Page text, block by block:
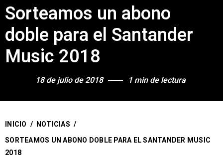
Sorteamos un abono
doble para el Santander
Music 2018
18 de julio de 2018 1 min de lectura
INICIO / NOTICIAS /
SORTEAMOS UN ABONO DOBLE PARA EL SANTANDER MUSIC
2018